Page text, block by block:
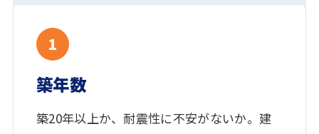
1
築年数
築20年以上か、耐震性に不安がないか。建